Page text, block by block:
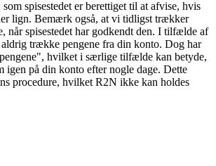
som spisestedet er berettiget til at afvise, hvis
lign. Bemærk også, at vi tidligst trækker
når spisestedet har godkendt den. I tilfælde af
trække pengene fra din konto. Dog har
hvilket i særlige tilfælde kan betyde,
igen på din konto efter nogle dage. Dette
procedure, hvilket R2N ikke kan holdes